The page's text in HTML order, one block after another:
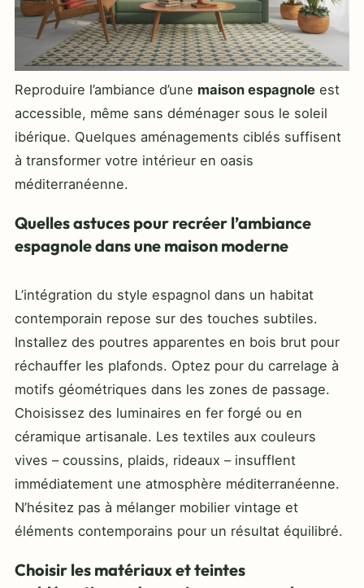
Reproduire l’ambiance d’une maison espagnole est
accessible, même sans déménager sous le soleil
ibérique. Quelques aménagements ciblés suffisent
à transformer votre intérieur en oasis
méditerranéenne.
Quelles astuces pour recréer l’ambiance
espagnole dans une maison moderne
L’intégration du style espagnol dans un habitat
contemporain repose sur des touches subtiles.
Installez des poutres apparentes en bois brut pour
réchauffer les plafonds. Optez pour du carrelage à
motifs géométriques dans les zones de passage.
Choisissez des luminaires en fer forgé ou en
céramique artisanale. Les textiles aux couleurs
vives – coussins, plaids, rideaux – insufflent
immédiatement une atmosphère méditerranéenne.
N’hésitez pas à mélanger mobilier vintage et
éléments contemporains pour un résultat équilibré.
Choisir les matériaux et teintes